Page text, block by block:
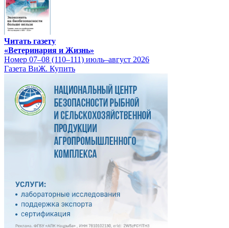
Читать газету
«Ветеринария и Жизнь»
Номер 07–08 (110–111) июль–август 2026
Газета ВиЖ. Купить